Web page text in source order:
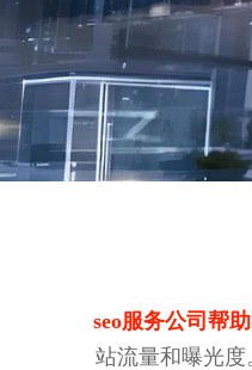
seo服务公司帮
站流量和曝光